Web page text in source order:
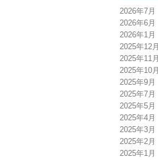
2026年7月
2026年6月
2026年1月
2025年12月
2025年11月
2025年10月
2025年9月
2025年7月
2025年5月
2025年4月
2025年3月
2025年2月
2025年1月